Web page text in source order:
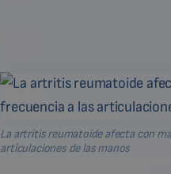
La artritis reumatoide afecta con
articulaciones de las manos